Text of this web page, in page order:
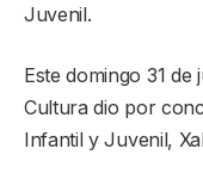
Juvenil.
Este domingo 31
Cultura dio por
Infantil y Juvenil,